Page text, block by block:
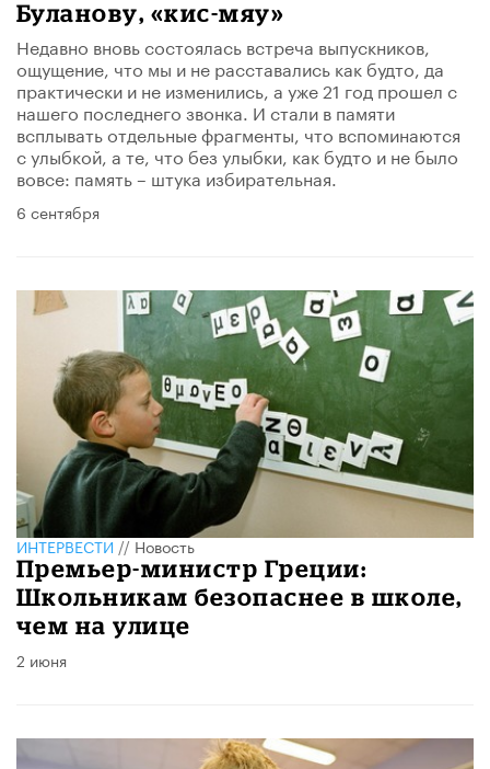
Буланову, «​кис-мяу»
Недавно вновь состоялась встреча выпускников,
ощущение, что мы и не расставались как будто, да
практически и не изменились, а уже 21 год прошел с
нашего последнего звонка. И стали в памяти
всплывать отдельные фрагменты, что вспоминаются
с улыбкой, а те, что без улыбки, как будто и не было
вовсе: память – штука избирательная.​
6 сентября
ИНТЕРВЕСТИ//Новость
​Премьер-министр Греции:
Школьникам безопаснее в школе,
чем на улице
2 июня